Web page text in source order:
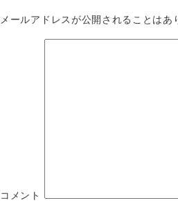
メールアドレスが公開されることはあ
コメント